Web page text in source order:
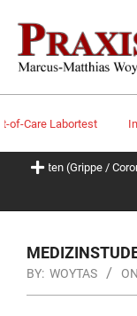
content
Care Labortest
Primary (Grippe /
BY: WOYTAS